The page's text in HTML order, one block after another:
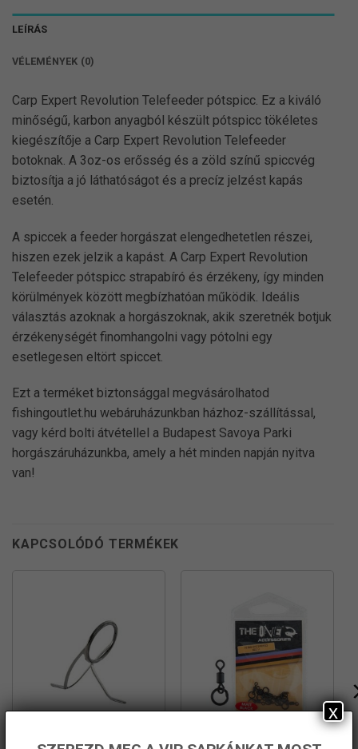
LEÍRÁS
VÉLEMÉNYEK (0)
Carp Expert Revolution Telefeeder pótspicc. Ez a kiváló
minőségű, karbon anyagból készült pótspicc tökéletes
kiegészítője a Carp Expert Revolution Telefeeder
botoknak. A 3oz-os erősség és a zöld színű spiccvég
biztosítja a jó láthatóságot és a precíz jelzést kapás
esetén.
A spiccek a feeder horgászat elengedhetetlen részei,
hiszen ezek jelzik a kapást. A Carp Expert Revolution
Telefeeder pótspicc strapabíró és érzékeny, így minden
körülmények között megbízhatóan működik. Ideális
választás azoknak a horgászoknak, akik szeretnék botjuk
érzékenységét finomhangolni vagy pótolni egy
esetlegesen eltört spiccet.
Ezt a terméket biztonsággal megvásárolhatod
fishingoutlet.hu webáruházunkban házhoz-szállítással,
vagy kérd bolti átvétellel a Budapest Savoya Parki
horgászáruházunkba, amely a hét minden napján nyitva
van!
KAPCSOLÓDÓ TERMÉKEK
x